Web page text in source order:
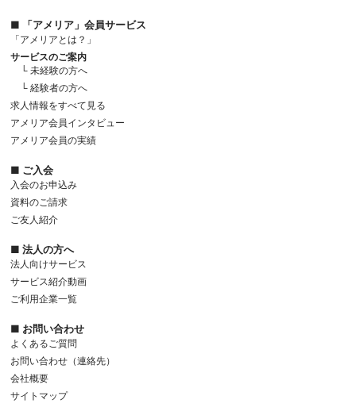
■ 「アメリア」会員サービス
「アメリアとは？」
サービスのご案内
└ 未経験の方へ
└ 経験者の方へ
求人情報をすべて見る
アメリア会員インタビュー
アメリア会員の実績
■ ご入会
入会のお申込み
資料のご請求
ご友人紹介
■ 法人の方へ
法人向けサービス
サービス紹介動画
ご利用企業一覧
■ お問い合わせ
よくあるご質問
お問い合わせ（連絡先）
会社概要
サイトマップ